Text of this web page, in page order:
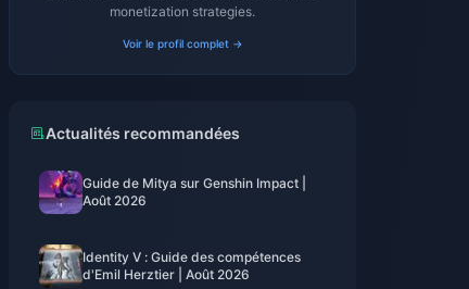
monetization strategies.
Voir le profil complet →
Actualités recommandées
Guide de Mitya sur Genshin Impact |
Août 2026
Identity V : Guide des compétences
d'Emil Herztier | Août 2026